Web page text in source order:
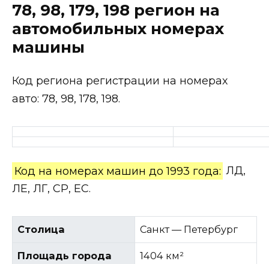
78, 98, 179, 198 регион на
автомобильных номерах
машины
Код региона регистрации на номерах
авто: 78, 98, 178, 198.
Код на номерах машин до 1993 года: ЛД,
ЛЕ, ЛГ, СР, ЕС.
Столица Санкт — Петербург
Площадь города 1404 км²